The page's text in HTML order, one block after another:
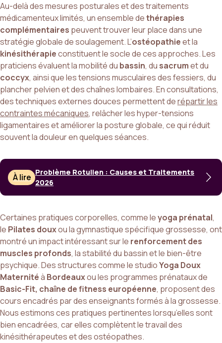
Au-delà des mesures posturales et des traitements
médicamenteux limités, un ensemble dethérapies
complémentaires peuvent trouver leur place dans une
stratégie globale de soulagement. L’ostéopathieet la
kinésithérapieconstituent le socle de ces approches. Les
praticiens évaluent la mobilité du bassin, du sacrumet du
coccyx, ainsi que les tensions musculaires des fessiers, du
plancher pelvien et des chaînes lombaires. En consultations,
des techniques externes douces permettent derépartir les
contraintes mécaniques, relâcher les hyper-tensions
ligamentaires et améliorer la posture globale, ce qui réduit
souvent la douleur en quelques séances.
À lire Problème Rotulien : Causes et Traitements
2026
Certaines pratiques corporelles, comme leyoga prénatal,
le Pilates douxou la gymnastique spécifique grossesse, ont
montré un impact intéressant sur le renforcement des
muscles profonds, la stabilité du bassin et le bien-être
psychique. Des structures comme le studioYoga Doux
Maternitéà Bordeauxou les programmes prénataux de
Basic-Fit, chaîne de fitness européenne, proposent des
cours encadrés par des enseignants formés à la grossesse.
Nous estimons ces pratiques pertinentes lorsqu’elles sont
bien encadrées, car elles complètent le travail des
kinésithérapeutes et des ostéopathes.